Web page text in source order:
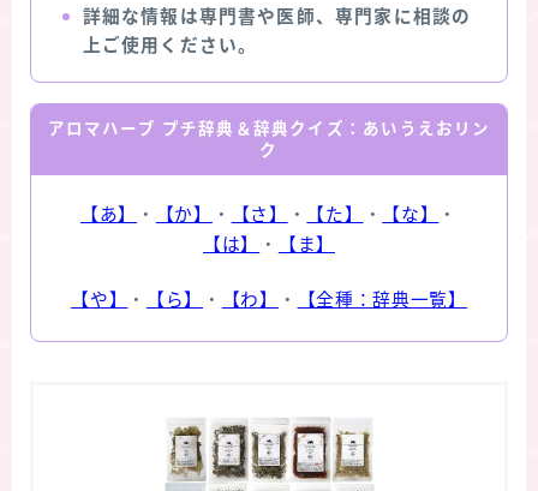
詳細な情報は専門書や医師、専門家に相談の
上ご使用ください。
アロマハーブ プチ辞典＆辞典クイズ：あいうえおリン
ク
【あ】 ・ 【か】 ・ 【さ】 ・ 【た】 ・ 【な】
・
【は】
・ 【ま】
【や】 ・ 【ら】 ・ 【わ】 ・ 【全種：辞典一覧】